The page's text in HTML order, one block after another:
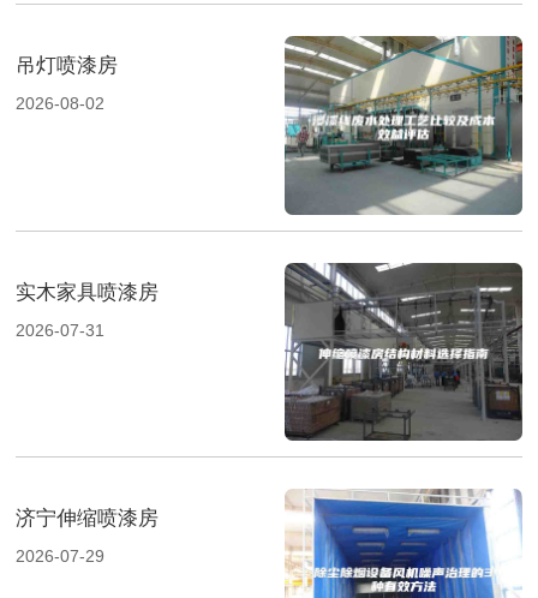
吊灯喷漆房
2026-08-02
实木家具喷漆房
2026-07-31
济宁伸缩喷漆房
2026-07-29